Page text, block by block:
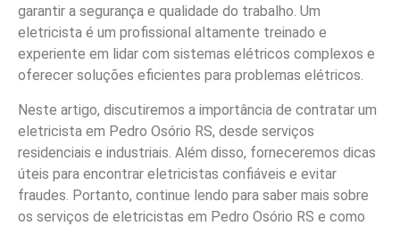
garantir a segurança e qualidade do trabalho. Um
eletricista é um profissional altamente treinado e
experiente em lidar com sistemas elétricos complexos e
oferecer soluções eficientes para problemas elétricos.
Neste artigo, discutiremos a importância de contratar um
eletricista em Pedro Osório RS, desde serviços
residenciais e industriais. Além disso, forneceremos dicas
úteis para encontrar eletricistas confiáveis e evitar
fraudes. Portanto, continue lendo para saber mais sobre
os serviços de eletricistas em Pedro Osório RS e como